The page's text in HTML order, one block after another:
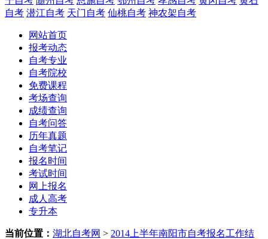
自考 潜江自考 天门自考 仙桃自考 神农架自考
网站首页
报考动态
自考专业
自考院校
免费课程
考场查询
成绩查询
自考问答
历年真题
自考笔记
报名时间
考试时间
网上报名
成人高考
专升本
当前位置： 湖北自考网 > 2014上半年南阳市自考报名工作结